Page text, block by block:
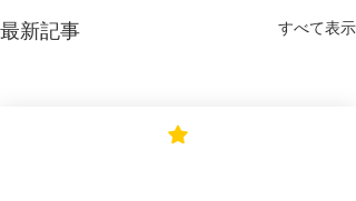
最新記事 すべて表示